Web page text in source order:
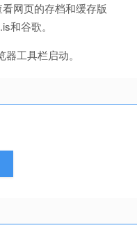
网页的存档和缓存版
和谷歌。
工具栏启动。